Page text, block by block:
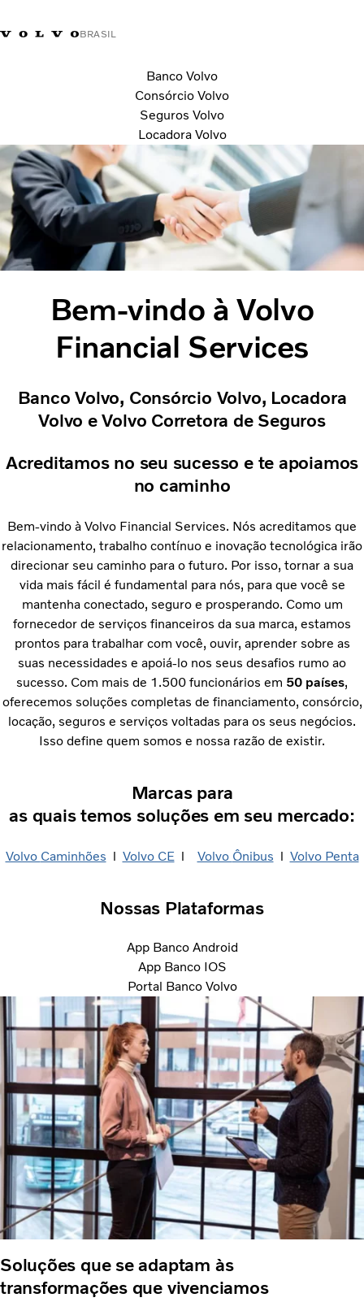
BRASIL
Banco Volvo
Consórcio Volvo
Seguros Volvo
Locadora Volvo
Bem-vindo à Volvo
Financial Services
Banco Volvo, Consórcio Volvo, Locadora
Volvo e Volvo Corretora de Seguros
Acreditamos no seu sucesso e te apoiamos
no caminho
Bem-vindo à Volvo Financial Services. Nós acreditamos que
relacionamento, trabalho contínuo e inovação tecnológica irão
direcionar seu caminho para o futuro. Por isso, tornar a sua
vida mais fácil é fundamental para nós, para que você se
mantenha conectado, seguro e prosperando. Como um
fornecedor de serviços financeiros da sua marca, estamos
prontos para trabalhar com você, ouvir, aprender sobre as
suas necessidades e apoiá-lo nos seus desafios rumo ao
sucesso. Com mais de 1.500 funcionários em 50 países,
oferecemos soluções completas de financiamento, consórcio,
locação, seguros e serviços voltadas para os seus negócios.
Isso define quem somos e nossa razão de existir.
Marcas para
as quais temos soluções em seu mercado:​
Volvo Caminhões l Volvo CE l Volvo Ônibus l Volvo Penta
Nossas Plataformas
App Banco Android
App Banco IOS
Portal Banco Volvo
Soluções que se adaptam às
transformações que vivenciamos